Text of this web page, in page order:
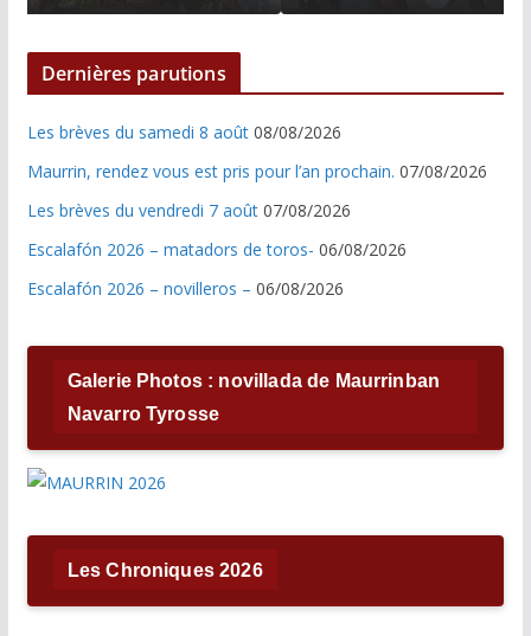
Dernières parutions
Les brèves du samedi 8 août 08/08/2026
Maurrin, rendez vous est pris pour l’an prochain. 07/08/2026
Les brèves du vendredi 7 août 07/08/2026
Escalafón 2026 – matadors de toros- 06/08/2026
Escalafón 2026 – novilleros – 06/08/2026
Galerie Photos : novillada de Maurrinban
Navarro Tyrosse
Les Chroniques 2026